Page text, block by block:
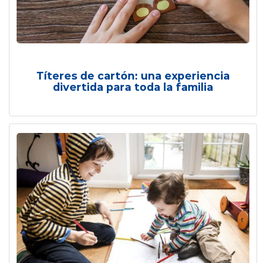
Títeres de cartón: una experiencia
divertida para toda la familia